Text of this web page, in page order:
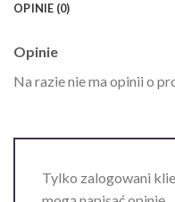
OPINIE (0)
Opinie
Na razie nie ma opinii o
Tylko zalogowani